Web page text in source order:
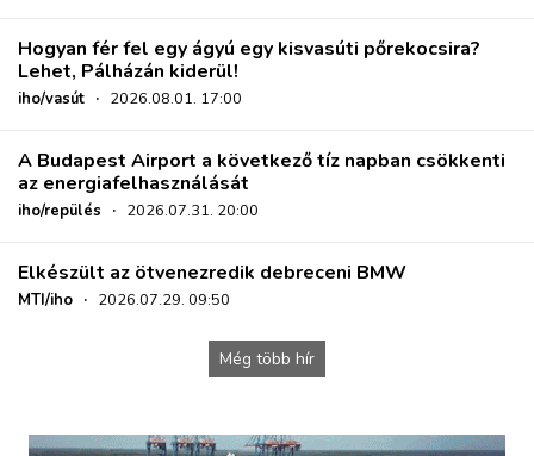
Hogyan fér fel egy ágyú egy kisvasúti pőrekocsira?
Lehet, Pálházán kiderül!
iho/vasút · 2026.08.01. 17:00
A Budapest Airport a következő tíz napban csökkenti
az energiafelhasználását
iho/repülés · 2026.07.31. 20:00
Elkészült az ötvenezredik debreceni BMW
MTI/iho · 2026.07.29. 09:50
Még több hír